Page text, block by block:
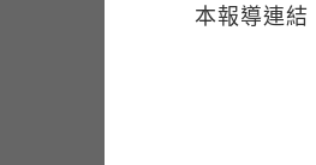
本報導連結